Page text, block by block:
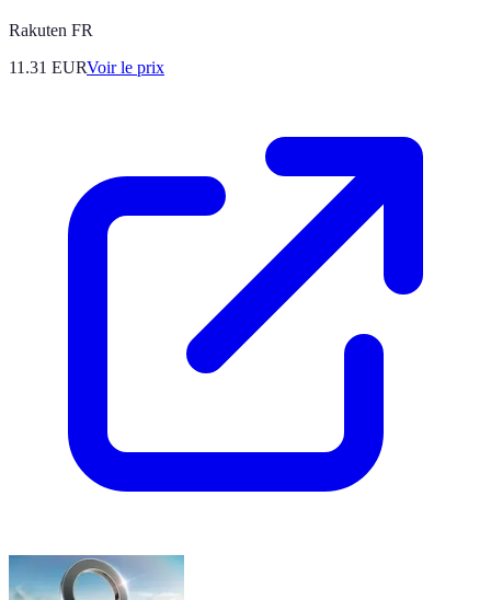
Rakuten FR
11.31 EURVoir le prix